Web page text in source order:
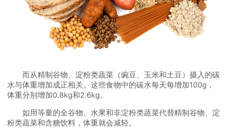
而从精制谷物、淀粉类蔬菜（豌豆、玉米和土豆）摄入的碳
水与体重增加成正相关。这些食物中的碳水每天每增加100g，
体重分别增加0.8kg和2.6kg。
如用等量的全谷物、水果和非淀粉类蔬菜代替精制谷物、淀
粉类蔬菜和含糖饮料，体重就会减轻。